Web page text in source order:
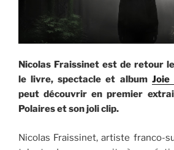
Nicolas Fraissinet est de retour
le livre, spectacle et album Joie
peut découvrir en premier
Polaires et son joli clip.
Nicolas Fraissinet, artiste franco-